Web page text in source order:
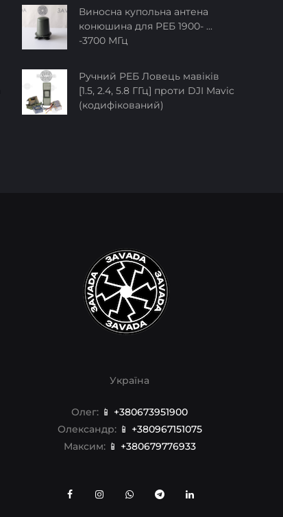
Виносна купольна антена
конюшина для РЕБ 1900- ...
-3700 МГц
Ручний РЕБ Ловець мавіків
[1.5, 2.4, 5.8 ГГц] проти DJI Mavic
(кодифікований)
Україна
Олег: 📱 +380673951900
Олександр: 📱 +380967151075
Максим: 📱 +380679776933